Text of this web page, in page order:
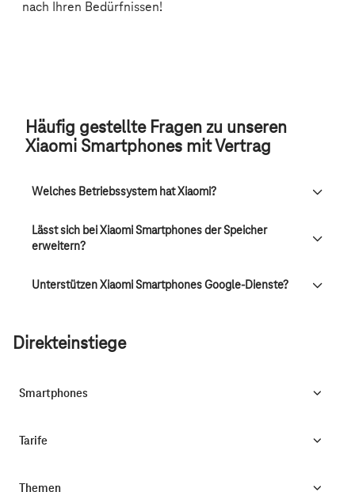
Häufig gestellte Fragen zu unseren
Xiaomi Smartphones mit Vertrag
Welches Betriebssystem hat Xiaomi?
Lässt sich bei Xiaomi Smartphones der Speicher
erweitern?
Unterstützen Xiaomi Smartphones Google-Dienste?
Direkteinstiege
Smartphones
Tarife
Themen